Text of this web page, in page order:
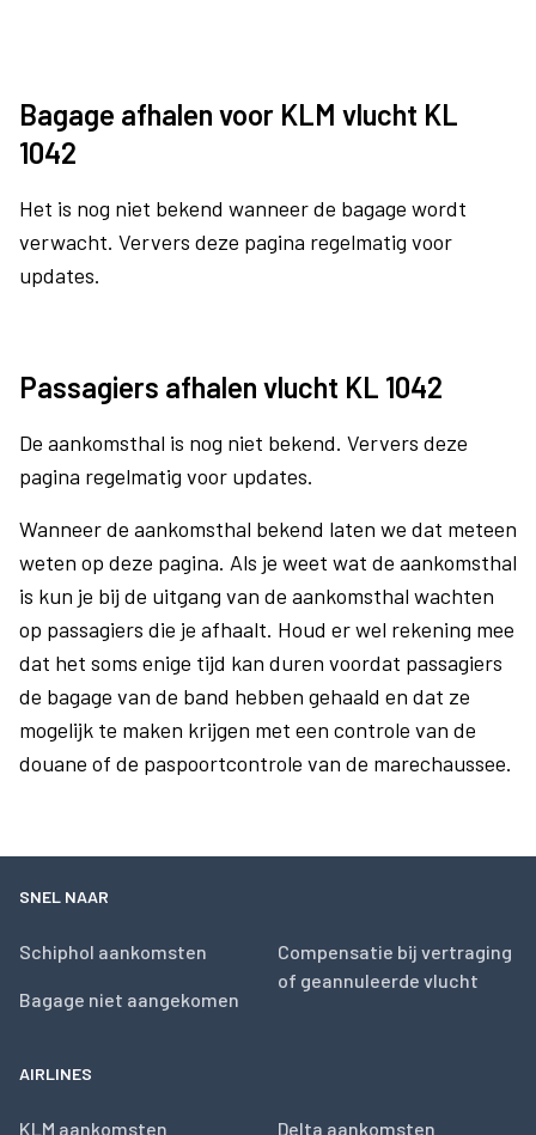
Bagage afhalen voor KLM vlucht KL
1042
Het is nog niet bekend wanneer de bagage wordt
verwacht. Ververs deze pagina regelmatig voor
updates.
Passagiers afhalen vlucht KL 1042
De aankomsthal is nog niet bekend. Ververs deze
pagina regelmatig voor updates.
Wanneer de aankomsthal bekend laten we dat meteen
weten op deze pagina. Als je weet wat de aankomsthal
is kun je bij de uitgang van de aankomsthal wachten
op passagiers die je afhaalt. Houd er wel rekening mee
dat het soms enige tijd kan duren voordat passagiers
de bagage van de band hebben gehaald en dat ze
mogelijk te maken krijgen met een controle van de
douane of de paspoortcontrole van de marechaussee.
SNEL NAAR
Schiphol aankomsten
Bagage niet aangekomen
Compensatie bij vertraging
of geannuleerde vlucht
AIRLINES
KLM aankomsten Delta aankomsten